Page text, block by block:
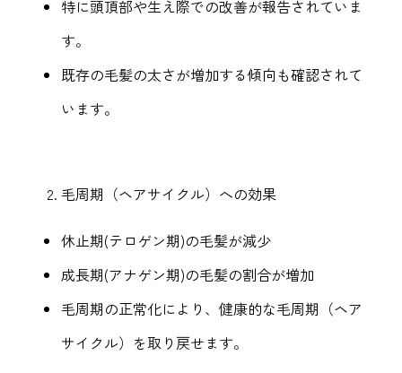
特に頭頂部や生え際での改善が報告されていま
す。
既存の毛髪の太さが増加する傾向も確認されて
います。
毛周期（ヘアサイクル）への効果
休止期(テロゲン期)の毛髪が減少
成長期(アナゲン期)の毛髪の割合が増加
毛周期の正常化により、健康的な毛周期（ヘア
サイクル）を取り戻せます。